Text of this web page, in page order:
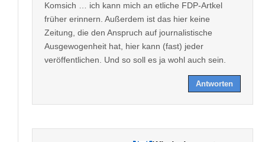
Komsich … ich kann mich an etliche FDP-Artkel
früher erinnern. Außerdem ist das hier keine
Zeitung, die den Anspruch auf journalistische
Ausgewogenheit hat, hier kann (fast) jeder
veröffentlichen. Und so soll es ja wohl auch sein.
Antworten